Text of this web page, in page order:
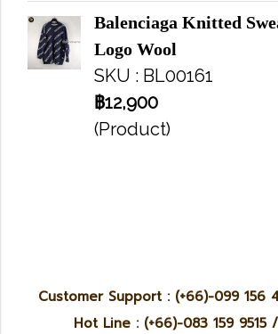
Balenciaga Knitted
Logo Wool
SKU : BL00161
฿12,900
(Product)
Customer Support : (+66)-099 156
Hot Line : (+66)-083 159 9515